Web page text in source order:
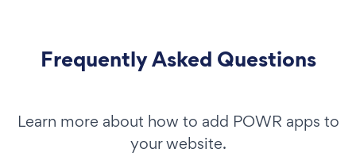
Frequently Asked Questions
Learn more about how to add POWR apps to
your website.